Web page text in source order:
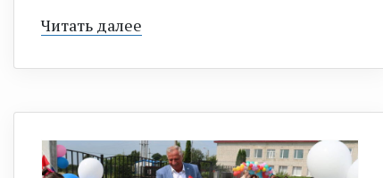
Читать далее